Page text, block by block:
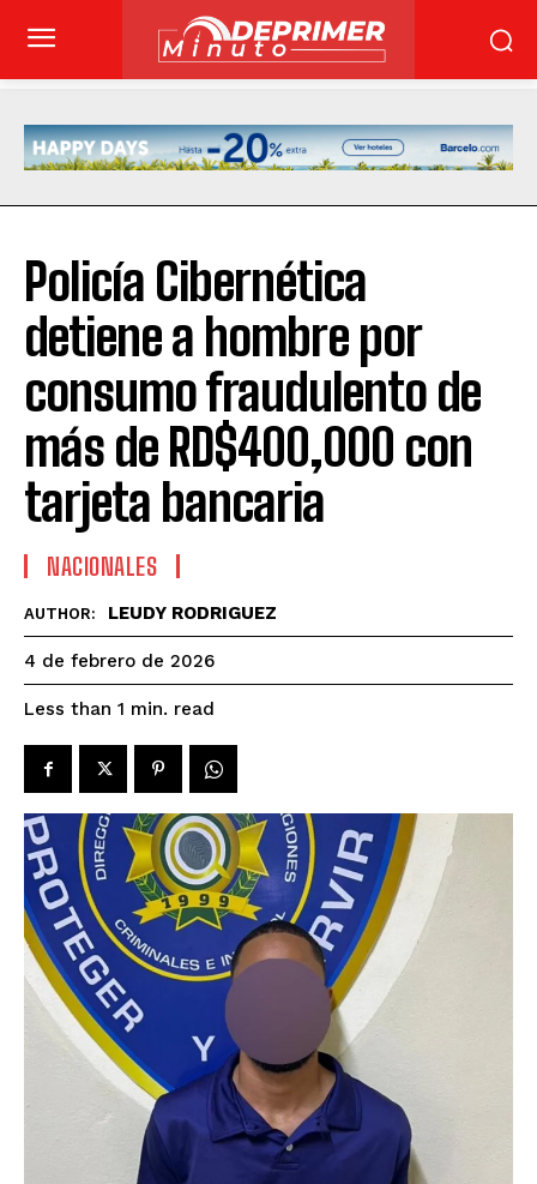
Policía Cibernética
detiene a hombre por
consumo fraudulento de
más de RD$400,000 con
tarjeta bancaria
NACIONALES
AUTHOR: LEUDY RODRIGUEZ
4 de febrero de 2026
Less than 1 min. read